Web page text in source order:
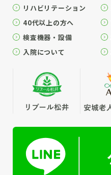
リハビリテーション
40代以上の方へ
検査機器・設備
入院について